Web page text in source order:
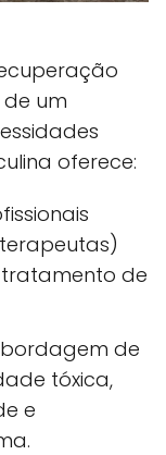
um
oferece:
de
de
tóxica,
e